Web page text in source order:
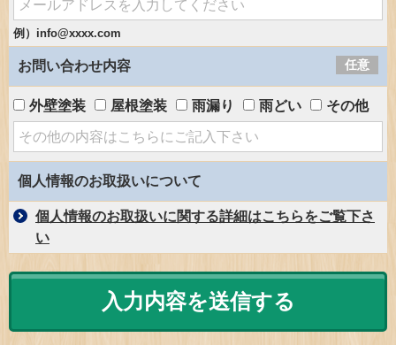
例）info@xxxx.com
お問い合わせ内容 任意
外壁塗装 屋根塗装 雨漏り 雨どい その他
個人情報のお取扱いについて
個人情報のお取扱いに関する詳細はこちらをご覧下さ
い